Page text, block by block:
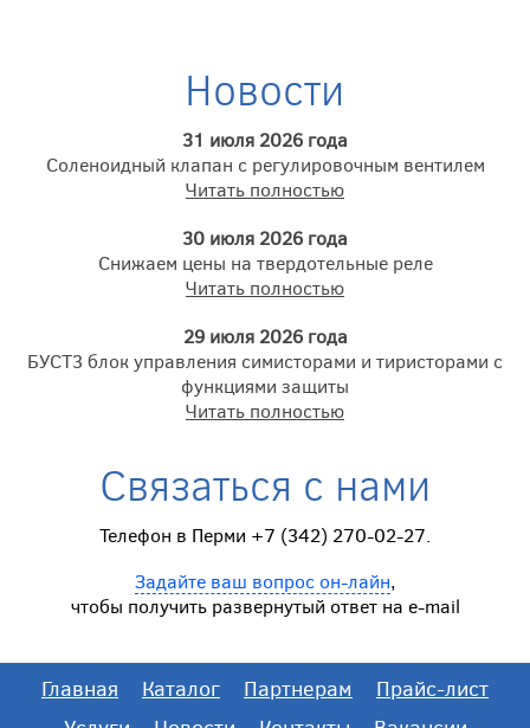
Новости
31 июля 2026 года
Соленоидный клапан с регулировочным вентилем
Читать полностью
30 июля 2026 года
Снижаем цены на твердотельные реле
Читать полностью
29 июля 2026 года
БУСТ3 блок управления симисторами и тиристорами с
функциями защиты
Читать полностью
Связаться с нами
Телефон в Перми +7 (342) 270-02-27.
Задайте ваш вопрос он-лайн,
чтобы получить развернутый ответ на e-mail
Главная Каталог Партнерам
Прайс-лист